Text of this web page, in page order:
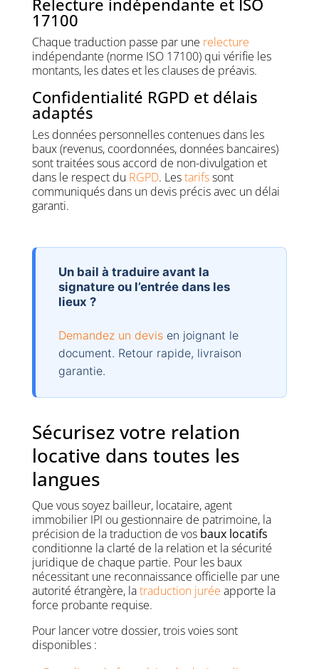
17100
Chaque traduction passe par une relecture
indépendante (norme ISO 17100) qui vérifie les
montants, les dates et les clauses de préavis.
Confidentialité RGPD et délais
adaptés
Les données personnelles contenues dans les
baux (revenus, coordonnées, données bancaires)
sont traitées sous accord de non-divulgation et
dans le respect du RGPD. Lestarifssont
communiqués dans un devis précis avec un délai
garanti.
Un bail à traduire avant la
signature ou l’entrée dans les
lieux ?
Demandez un devisen joignant le
document. Retour rapide, livraison
garantie.
Sécurisez votre relation
locative dans toutes les
langues
Que vous soyez bailleur, locataire, agent
immobilier IPI ou gestionnaire de patrimoine, la
précision de la traduction de vos baux locatifs
conditionne la clarté de la relation et la sécurité
juridique de chaque partie. Pour les baux
nécessitant une reconnaissance officielle par une
autorité étrangère, latraduction jurée apporte la
force probante requise.
Pour lancer votre dossier, trois voies sont
disponibles :